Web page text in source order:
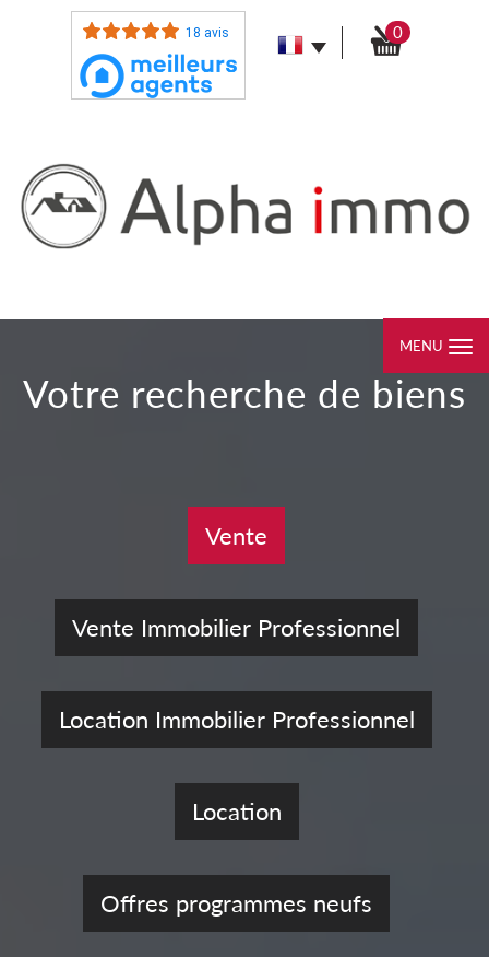
18 avis 0
MENU
votre recherche de biens
Vente
Vente Immobilier Professionnel
Location Immobilier Professionnel
Location
Offres programmes neufs